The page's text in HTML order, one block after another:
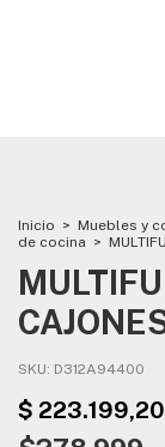
Inicio > Muebles y
de cocina >
SKU: D312A94400